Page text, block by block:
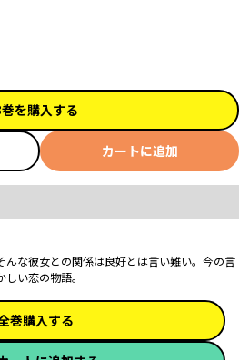
を購入する
カートに追加
んな彼女との関係は良好とは言い難い。今の言
い恋の物語。
巻購入する